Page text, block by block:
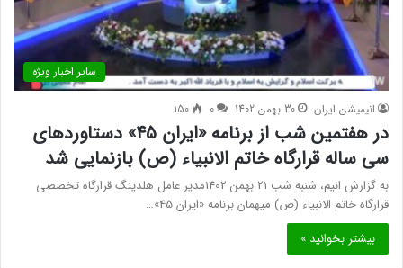
سایر اخبار ویژه
انیمیشن ایران 30 بهمن 1402 0
150
در هفتمین شب از برنامه «ایران 45» دستاوردهای
سی ساله قرارگاه خاتم الانبیاء (ص) بازنمایی شد
به گزارش انیم، شنبه شب 21 بهمن 1402مدیر عامل هلدینگ قرارگاه تخصصی
قرارگاه خاتم الانبیاء (ص) میهمان برنامه «ایران 45»…
بیشتر بخوانید »